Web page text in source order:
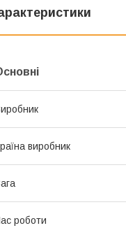
виробник
роботи